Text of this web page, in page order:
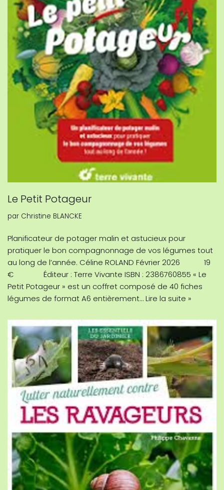
Le Petit Potageur
par Christine BLANCKE
Planificateur de potager malin et astucieux pour
pratiquer le bon compagnonnage de vos légumes tout
au long de l’année. Céline ROLAND Février 2026 19
€ Éditeur : Terre Vivante ISBN : 2386760855 « Le
Petit Potageur » est un coffret composé de 40 fiches
légumes de format A6 entièrement…Lire la suite »